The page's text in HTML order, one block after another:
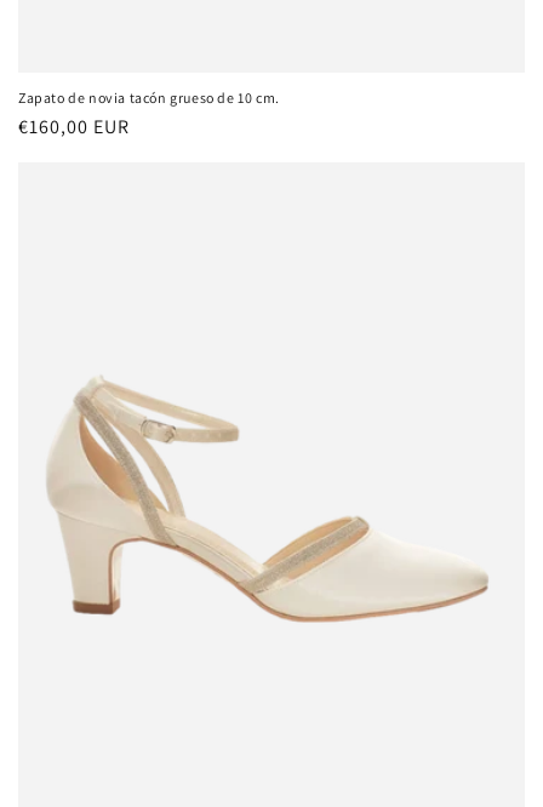
Zapato de novia tacón grueso de 10 cm.
Precio
€160,00 EUR